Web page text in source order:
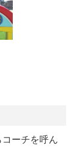
ーチを呼ん